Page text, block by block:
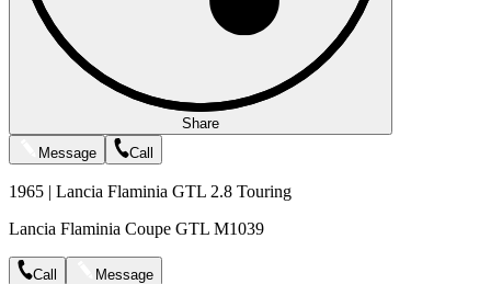
Share
Message
Call
1965 | Lancia Flaminia GTL 2.8 Touring
Lancia Flaminia Coupe GTL M1039
Call Message